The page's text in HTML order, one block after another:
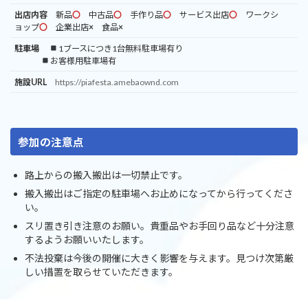
出店内容 新品〇 中古品〇 手作り品〇 サービス出店〇 ワークシ
ョップ〇 企業出店× 食品×
駐車場
1ブースにつき1台無料駐車場有り
お客様用駐車場有
施設URL https://piafesta.amebaownd.com
参加の注意点
路上からの搬入搬出は一切禁止です。
搬入搬出はご指定の駐車場へお止めになってから行ってくださ
い。
スリ置き引き注意のお願い。貴重品やお手回り品など十分注意
するようお願いいたします。
不法投棄は今後の開催に大きく影響を与えます。見つけ次第厳
しい措置を取らせていただきます。